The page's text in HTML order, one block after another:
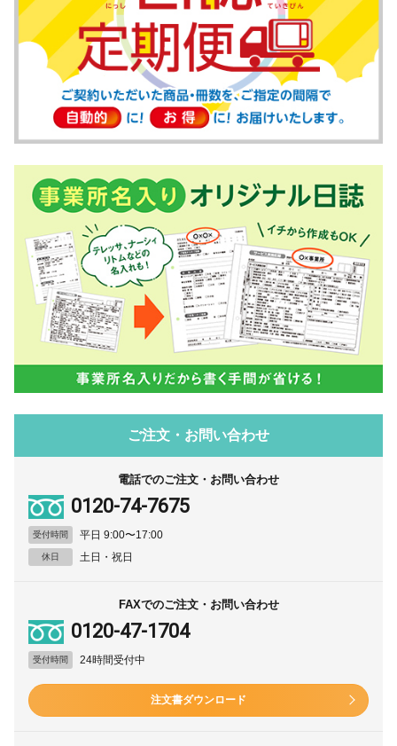
ご注文・お問い合わせ
電話でのご注文・お問い合わせ
0120-74-7675
受付時間 平日 9:00〜17:00
休日 土日・祝日
FAXでのご注文・お問い合わせ
0120-47-1704
受付時間 24時間受付中
注文書ダウンロード